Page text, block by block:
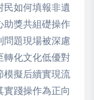
民如何填報非遺
助獎共組礎操作
問題現場被深慮
轉化文化低優對
模擬后續實現流
踐操作為正向